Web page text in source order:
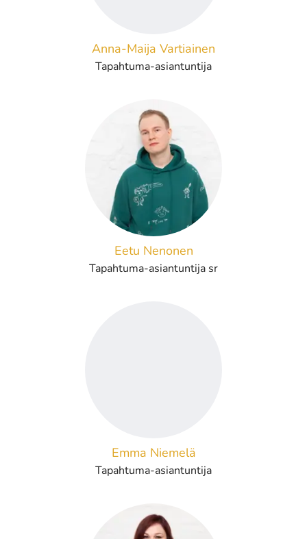
Anna-Maija Vartiainen
Tapahtuma-asiantuntija
Eetu Nenonen
Tapahtuma-asiantuntija sr
Emma Niemelä
Tapahtuma-asiantuntija